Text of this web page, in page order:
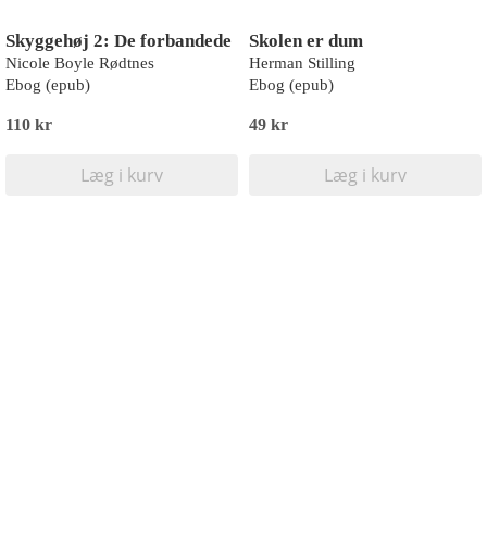
Skyggehøj 2: De forbandede
Nicole Boyle Rødtnes
Ebog (epub)
110 kr
Læg i kurv
Skolen er dum
Herman Stilling
Ebog (epub)
49 kr
Læg i kurv